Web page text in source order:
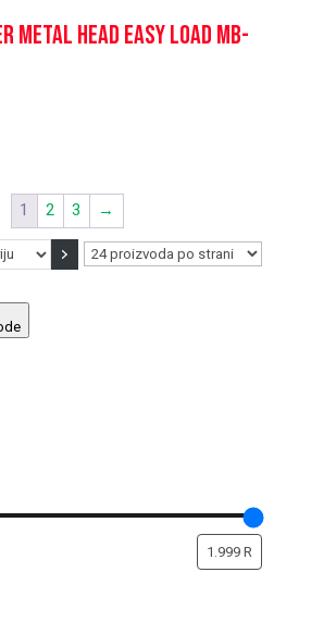
metal head easy load MB-
1 2 3 →